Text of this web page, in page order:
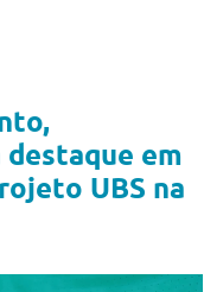
destaque em
UBS na